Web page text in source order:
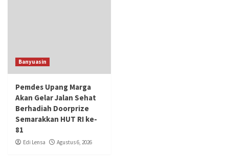
Banyuasin
Pemdes Upang Marga
Akan Gelar Jalan Sehat
Berhadiah Doorprize
Semarakkan HUT RI ke-
81
Edi Lensa Agustus 6, 2026